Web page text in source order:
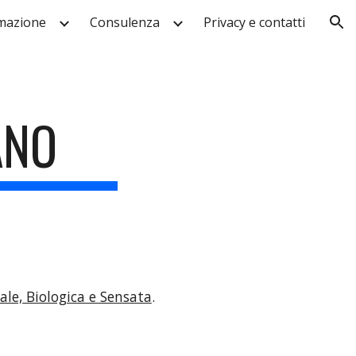
Consulenza Privacy e contatti
Biologica e Sensata.